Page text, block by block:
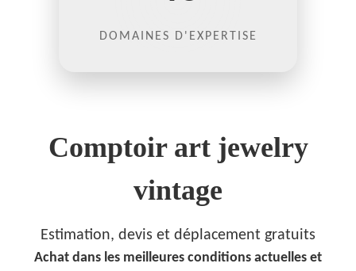
DOMAINES D'EXPERTISE
Comptoir art jewelry
vintage
Estimation, devis et déplacement gratuits
Achat dans les meilleures conditions actuelles et